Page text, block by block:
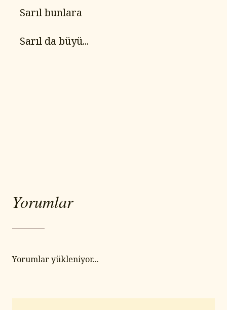
   Sarıl bunlara
   Sarıl da büyü...
Yorumlar
Yorumlar yükleniyor...